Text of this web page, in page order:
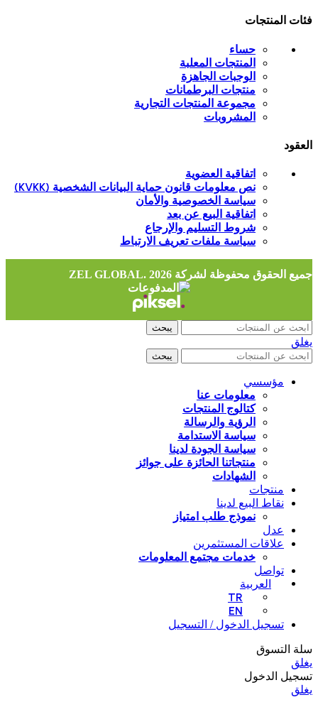
فئات المنتجات
حساء
المنتجات المعلبة
الوجبات الجاهزة
منتجات البرطمانات
مجموعة المنتجات التجارية
المشروبات
العقود
اتفاقية العضوية
نص معلومات قانون حماية البيانات الشخصية (KVKK)
سياسة الخصوصية والأمان
اتفاقية البيع عن بعد
شروط التسليم والإرجاع
سياسة ملفات تعريف الارتباط
جميع الحقوق محفوظة لشركة ZEL GLOBAL. 2026
يبحث
يغلق
يبحث
مؤسسي
معلومات عنا
كتالوج المنتجات
الرؤية والرسالة
سياسة الاستدامة
سياسة الجودة لدينا
منتجاتنا الحائزة على جوائز
الشهادات
منتجات
نقاط البيع لدينا
نموذج طلب امتياز
عدل
علاقات المستثمرين
خدمات مجتمع المعلومات
تواصل
العربية
TR
EN
تسجيل الدخول / التسجيل
سلة التسوق
يغلق
تسجيل الدخول
يغلق